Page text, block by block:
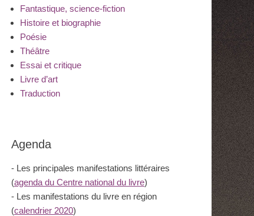
Fantastique, science-fiction
Histoire et biographie
Poésie
Théâtre
Essai et critique
Livre d’art
Traduction
Agenda
- Les principales manifestations littéraires
(agenda du Centre national du livre)
- Les manifestations du livre en région
(calendrier 2020)